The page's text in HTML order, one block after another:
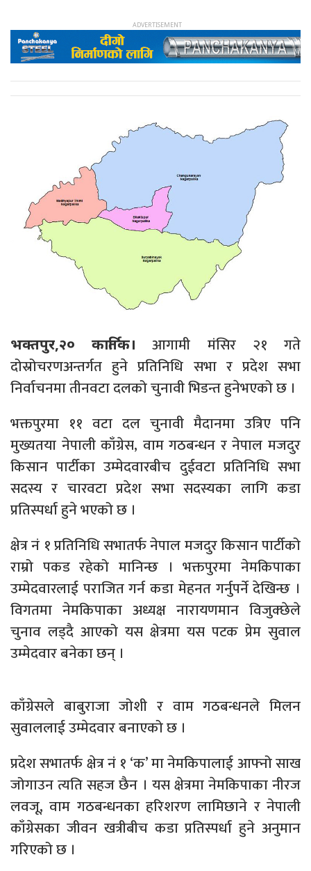
भक्तपुर,२० कार्तिक।
आगामी मंसिर २१ गते
दोस्रोचरणअन्तर्गत हुने प्रतिनिधि सभा र प्रदेश सभा
निर्वाचनमा तीनवटा दलको चुनावी भिडन्त हुनेभएको छ ।
भक्तपुरमा ११ वटा दल चुनावी मैदानमा उत्रिए पनि
मुख्यतया नेपाली काँग्रेस, वाम गठबन्धन र नेपाल मजदुर
किसान पार्टीका उम्मेदवारबीच दुईवटा प्रतिनिधि सभा
सदस्य र चारवटा प्रदेश सभा सदस्यका लागि कडा
प्रतिस्पर्धा हुने भएको छ ।
क्षेत्र नं १ प्रतिनिधि सभातर्फ नेपाल मजदुर किसान पार्टीको
राम्रो पकड रहेको मानिन्छ । भक्तपुरमा नेमकिपाका
उम्मेदवारलाई पराजित गर्न कडा मेहनत गर्नुपर्ने देखिन्छ ।
विगतमा नेमकिपाका अध्यक्ष नारायणमान विजुक्छेले
चुनाव लड्दै आएको यस क्षेत्रमा यस पटक प्रेम सुवाल
उम्मेदवार बनेका छन् ।
काँग्रेसले बाबुराजा जोशी र वाम गठबन्धनले मिलन
सुवाललाई उम्मेदवार बनाएको छ ।
प्रदेश सभातर्फ क्षेत्र नं १ ‘क’ मा नेमकिपालाई आफ्नो साख
जोगाउन त्यति सहज छैन । यस क्षेत्रमा नेमकिपाका नीरज
लवजू, वाम गठबन्धनका हरिशरण लामिछाने र नेपाली
काँग्रेसका जीवन खत्रीबीच कडा प्रतिस्पर्धा हुने अनुमान
गरिएको छ ।